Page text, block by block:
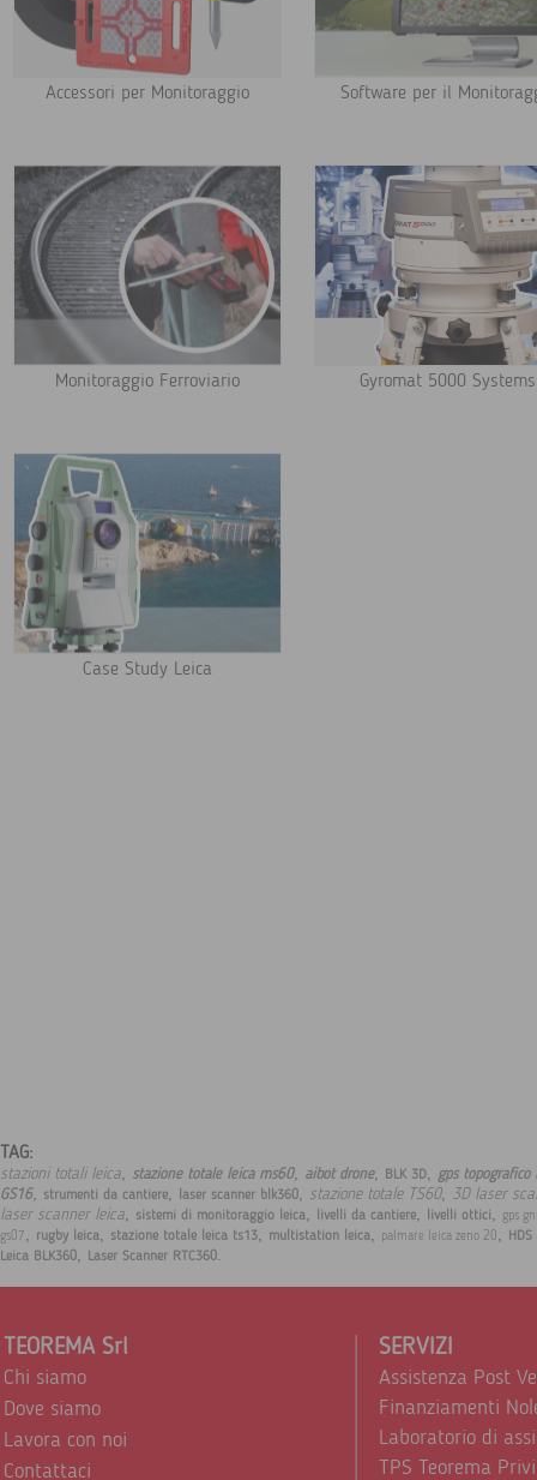
Accessori per Monitoraggio Software per il
Monitoraggio Ferroviario Gyromat 5000 Systems
Case Study Leica
TAG:
stazioni totali leica, stazione totale leica ms60, aibot drone, BLK 3D, gps topografico
GS16, strumenti da cantiere, laser scanner blk360, stazione totale TS60, 3D laser
laser scanner leica, sistemi di monitoraggio leica, livelli da cantiere, livelli ottici,
gps
gs07, rugby leica, stazione totale leica ts13, multistation leica, palmare leica zeno 20,
Leica BLK360, Laser Scanner RTC360.
TEOREMA Srl
Chi siamo
Dove siamo
Lavora con noi
Contattaci
SERVIZI
Assistenza Post
Finanziamenti
Laboratorio di
TPS Teorema